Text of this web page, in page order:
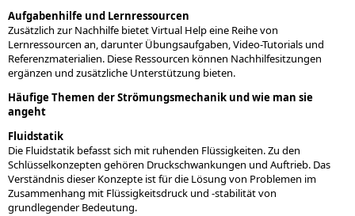
Aufgabenhilfe und Lernressourcen
Zusätzlich zur Nachhilfe bietet Virtual Help eine Reihe von
Lernressourcen an, darunter Übungsaufgaben, Video-Tutorials und
Referenzmaterialien. Diese Ressourcen können Nachhilfesitzungen
ergänzen und zusätzliche Unterstützung bieten.
Häufige Themen der Strömungsmechanik und wie man sie
angeht
Fluidstatik
Die Fluidstatik befasst sich mit ruhenden Flüssigkeiten. Zu den
Schlüsselkonzepten gehören Druckschwankungen und Auftrieb. Das
Verständnis dieser Konzepte ist für die Lösung von Problemen im
Zusammenhang mit Flüssigkeitsdruck und -stabilität von
grundlegender Bedeutung.